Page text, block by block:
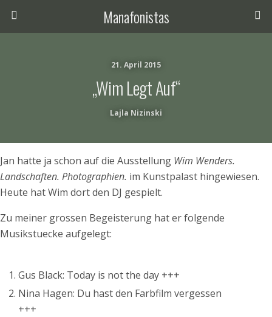
Manafonistas
21. April 2015
„Wim Legt Auf“
Lajla Nizinski
Jan hatte ja schon auf die Ausstellung Wim Wenders.
Landschaften. Photographien. im Kunstpalast hingewiesen.
Heute hat Wim dort den DJ gespielt.
Zu meiner grossen Begeisterung hat er folgende
Musikstuecke aufgelegt:
Gus Black: Today is not the day +++
Nina Hagen: Du hast den Farbfilm vergessen
+++